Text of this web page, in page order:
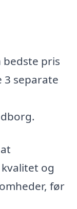
bedste pris
3 separate
og
før